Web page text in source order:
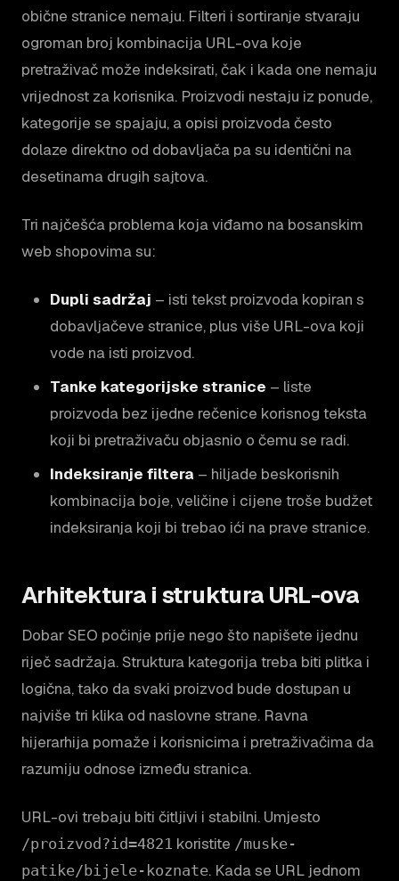
obične stranice nemaju. Filteri i sortiranje stvaraju
ogroman broj kombinacija URL-ova koje
pretraživač može indeksirati, čak i kada one nemaju
vrijednost za korisnika. Proizvodi nestaju iz ponude,
kategorije se spajaju, a opisi proizvoda često
dolaze direktno od dobavljača pa su identični na
desetinama drugih sajtova.
Tri najčešća problema koja viđamo na bosanskim
web shopovima su:
Dupli sadržaj – isti tekst proizvoda kopiran s
dobavljačeve stranice, plus više URL-ova koji
vode na isti proizvod.
Tanke kategorijske stranice – liste
proizvoda bez ijedne rečenice korisnog teksta
koji bi pretraživaču objasnio o čemu se radi.
Indeksiranje filtera – hiljade beskorisnih
kombinacija boje, veličine i cijene troše budžet
indeksiranja koji bi trebao ići na prave stranice.
Arhitektura i struktura URL-ova
Dobar SEO počinje prije nego što napišete ijednu
riječ sadržaja. Struktura kategorija treba biti plitka i
logična, tako da svaki proizvod bude dostupan u
najviše tri klika od naslovne strane. Ravna
hijerarhija pomaže i korisnicima i pretraživačima da
razumiju odnose između stranica.
URL-ovi trebaju biti čitljivi i stabilni. Umjesto
/proizvod?id=4821 koristite /muske-
patike/bijele-koznate. Kada se URL jednom